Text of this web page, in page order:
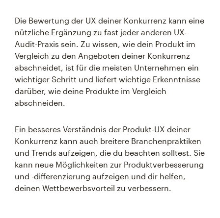
Die Bewertung der UX deiner Konkurrenz kann eine
nützliche Ergänzung zu fast jeder anderen UX-
Audit-Praxis sein. Zu wissen, wie dein Produkt im
Vergleich zu den Angeboten deiner Konkurrenz
abschneidet, ist für die meisten Unternehmen ein
wichtiger Schritt und liefert wichtige Erkenntnisse
darüber, wie deine Produkte im Vergleich
abschneiden.
Ein besseres Verständnis der Produkt-UX deiner
Konkurrenz kann auch breitere Branchenpraktiken
und Trends aufzeigen, die du beachten solltest. Sie
kann neue Möglichkeiten zur Produktverbesserung
und -differenzierung aufzeigen und dir helfen,
deinen Wettbewerbsvorteil zu verbessern.